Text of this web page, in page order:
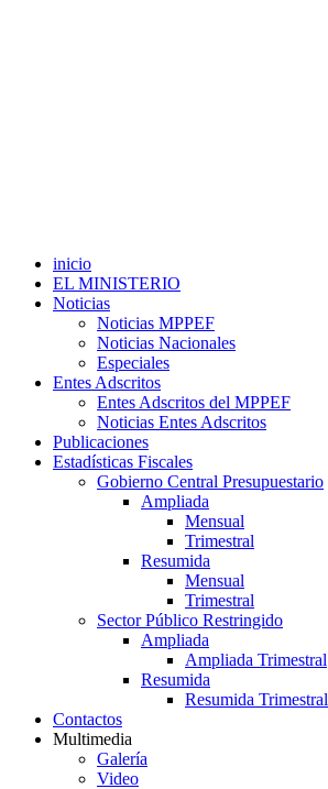
inicio
EL MINISTERIO
Noticias
Noticias MPPEF
Noticias Nacionales
Especiales
Entes Adscritos
Entes Adscritos del MPPEF
Noticias Entes Adscritos
Publicaciones
Estadísticas Fiscales
Gobierno Central Presupuestario
Ampliada
Mensual
Trimestral
Resumida
Mensual
Trimestral
Sector Público Restringido
Ampliada
Ampliada Trimestral
Resumida
Resumida Trimestral
Contactos
Multimedia
Galería
Video